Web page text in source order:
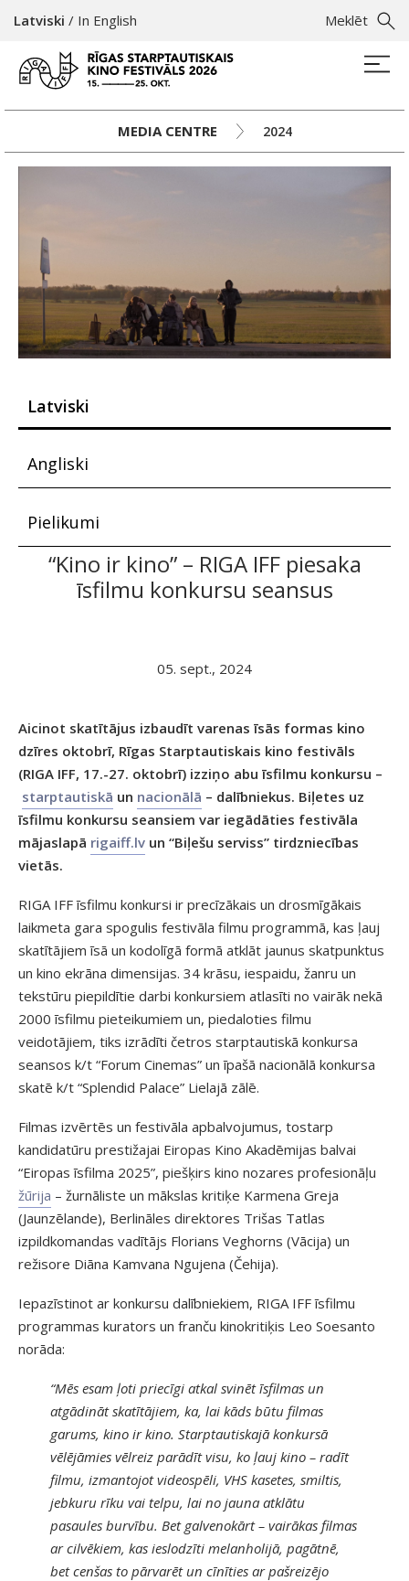
Meklēt
Latviski / In English
MEDIA CENTRE 2024
Latviski
Angliski
Pielikumi
“Kino ir kino” – RIGA IFF piesaka
īsfilmu konkursu seansus
05. sept., 2024
Aicinot skatītājus izbaudīt varenas īsās formas kino
dzīres oktobrī, Rīgas Starptautiskais kino festivāls
(RIGA IFF, 17.-27. oktobrī) izziņo abu īsfilmu konkursu –
starptautiskā un nacionālā – dalībniekus. Biļetes uz
īsfilmu konkursu seansiem var iegādāties festivāla
mājaslapā rigaiff.lv un “Biļešu serviss” tirdzniecības
vietās.
RIGA IFF īsfilmu konkursi ir precīzākais un drosmīgākais
laikmeta gara spogulis festivāla filmu programmā, kas ļauj
skatītājiem īsā un kodolīgā formā atklāt jaunus skatpunktus
un kino ekrāna dimensijas. 34 krāsu, iespaidu, žanru un
tekstūru piepildītie darbi konkursiem atlasīti no vairāk nekā
2000 īsfilmu pieteikumiem un, piedaloties filmu
veidotājiem, tiks izrādīti četros starptautiskā konkursa
seansos k/t “Forum Cinemas” un īpašā nacionālā konkursa
skatē k/t “Splendid Palace” Lielajā zālē.
Filmas izvērtēs un festivāla apbalvojumus, tostarp
kandidatūru prestižajai Eiropas Kino Akadēmijas balvai
“Eiropas īsfilma 2025”, piešķirs kino nozares profesionāļu
žūrija – žurnāliste un mākslas kritiķe Karmena Greja
(Jaunzēlande), Berlināles direktores Trišas Tatlas
izpildkomandas vadītājs Florians Veghorns (Vācija) un
režisore Diāna Kamvana Ngujena (Čehija).
Iepazīstinot ar konkursu dalībniekiem, RIGA IFF īsfilmu
programmas kurators un franču kinokritiķis Leo Soesanto
norāda:
“Mēs esam ļoti priecīgi atkal svinēt īsfilmas un
atgādināt skatītājiem, ka, lai kāds būtu filmas
garums, kino ir kino. Starptautiskajā konkursā
vēlējāmies vēlreiz parādīt visu, ko ļauj kino – radīt
filmu, izmantojot videospēli, VHS kasetes, smiltis,
jebkuru rīku vai telpu, lai no jauna atklātu
pasaules burvību. Bet galvenokārt – vairākas filmas
ar cilvēkiem, kas ieslodzīti melanholijā, pagātnē,
bet cenšas to pārvarēt un cīnīties ar pašreizējo